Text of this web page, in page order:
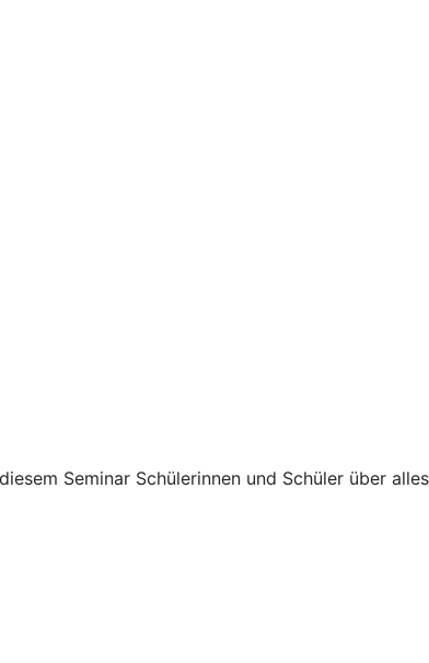
Seminar Schülerinnen und Schüler über alles